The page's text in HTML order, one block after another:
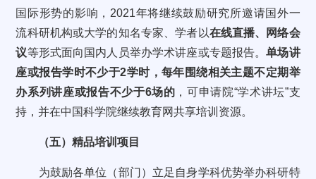
国际形势的影响，2021年将继续鼓励研究所邀请国外一
流科研机构或大学的知名专家、学者以在线直播、网络会
议等形式面向国内人员举办学术讲座或专题报告。单场讲
座或报告学时不少于2学时，每年围绕相关主题不定期举
办系列讲座或报告不少于6场的 ，可申请院“学术讲坛”支
持，并在中国科学院继续教育网共享培训资源。
（五）精品培训项目
为鼓励各单位（部门）立足自身学科优势举办科研特